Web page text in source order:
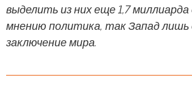
выделить из них еще 1,7 миллиарда
мнению политика, так Запад
заключение мира.